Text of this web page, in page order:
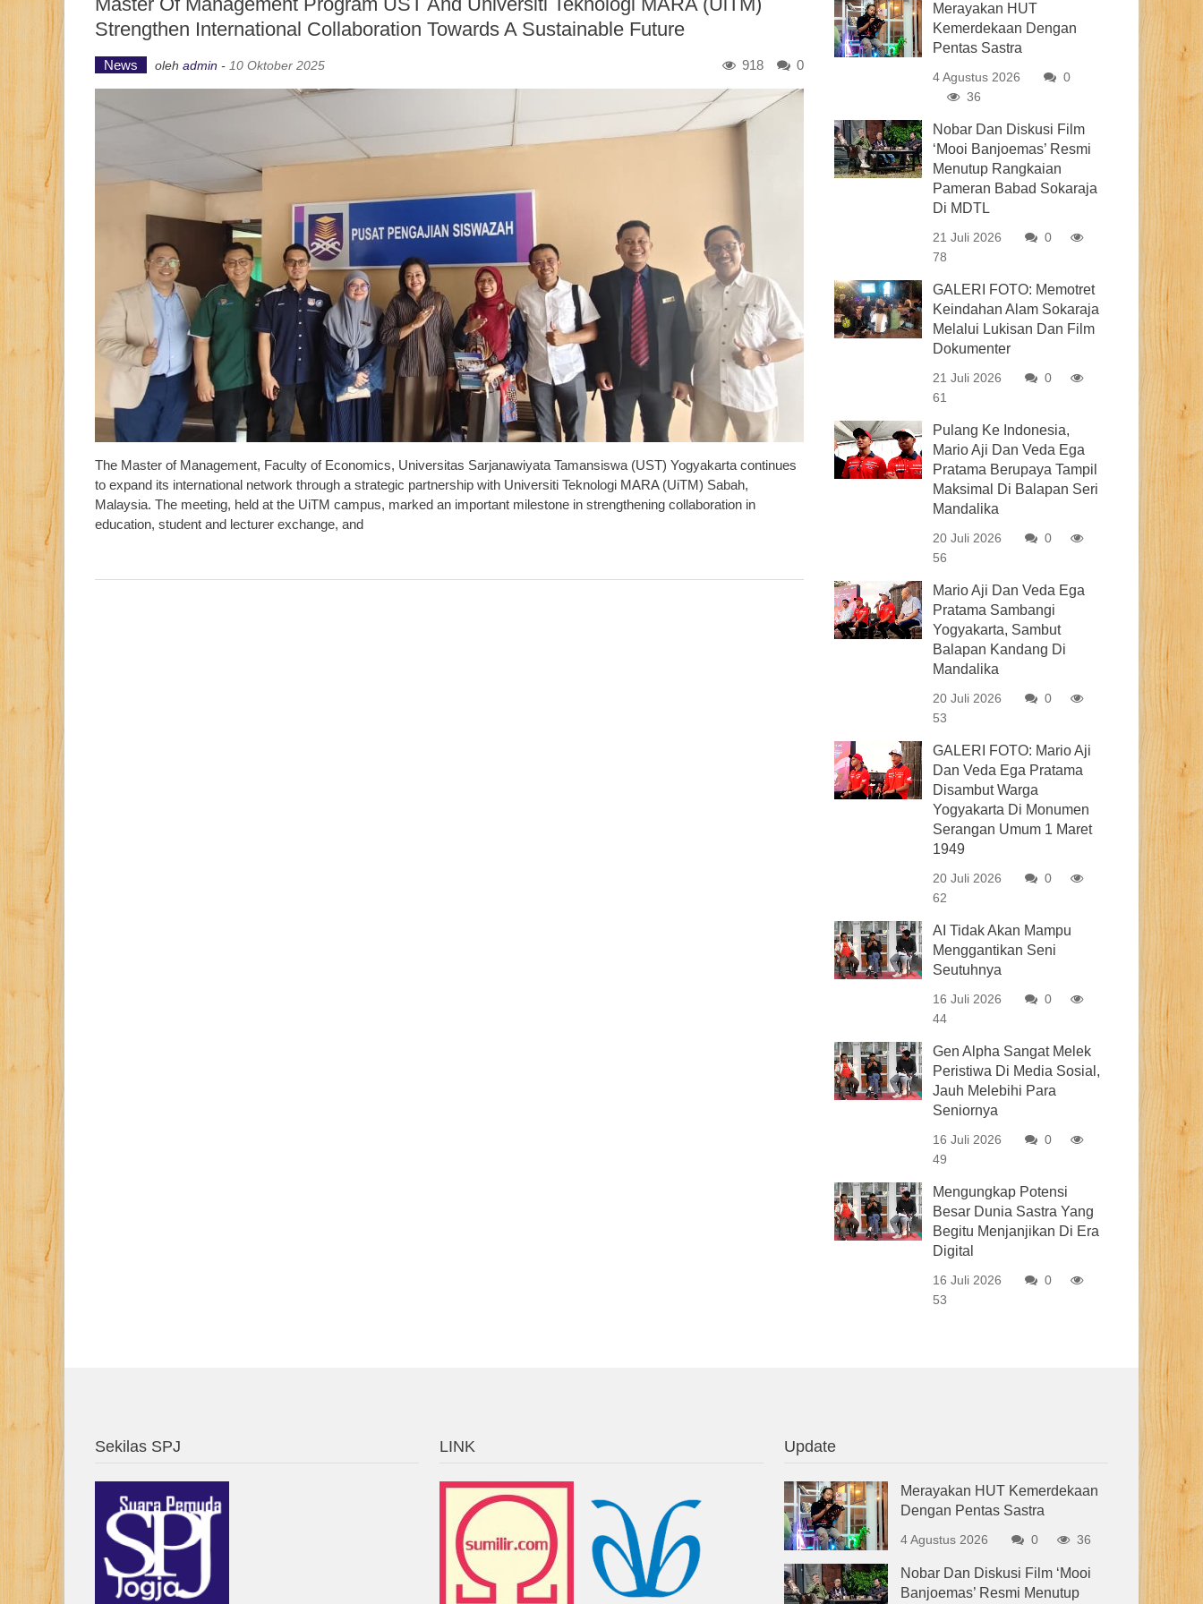
Strengthen International Collaboration Towards A Sustainable Future
News oleh admin - 10 Oktober 2025 0
918
The Master of Management, Faculty of Economics, Universitas Sarjanawiyata Tamansiswa (UST) Yogyakarta continues
to expand its international network through a strategic partnership with Universiti Teknologi MARA (UiTM) Sabah,
Malaysia. The meeting, held at the UiTM campus, marked an important milestone in strengthening collaboration in
education, student and lecturer exchange, and
Merayakan HUT
Kemerdekaan Dengan
Pentas Sastra
4 Agustus 2026
0
36
Nobar Dan Diskusi Film
‘Mooi Banjoemas’ Resmi
Menutup Rangkaian
Pameran Babad Sokaraja
Di MDTL
21 Juli 2026
0
78
GALERI FOTO: Memotret
Keindahan Alam Sokaraja
Melalui Lukisan Dan Film
Dokumenter
21 Juli 2026
0
61
Pulang Ke Indonesia,
Mario Aji Dan Veda Ega
Pratama Berupaya Tampil
Maksimal Di Balapan Seri
Mandalika
20 Juli 2026
0
56
Mario Aji Dan Veda Ega
Pratama Sambangi
Yogyakarta, Sambut
Balapan Kandang Di
Mandalika
20 Juli 2026
0
53
GALERI FOTO: Mario Aji
Dan Veda Ega Pratama
Disambut Warga
Yogyakarta Di Monumen
Serangan Umum 1 Maret
1949
20 Juli 2026
0
62
AI Tidak Akan Mampu
Menggantikan Seni
Seutuhnya
16 Juli 2026
0
44
Gen Alpha Sangat Melek
Peristiwa Di Media Sosial,
Jauh Melebihi Para
Seniornya
16 Juli 2026
0
49
Mengungkap Potensi
Besar Dunia Sastra Yang
Begitu Menjanjikan Di Era
Digital
16 Juli 2026
0
53
Sekilas SPJ LINK Update
Merayakan HUT Kemerdekaan
Dengan Pentas Sastra
4 Agustus 2026 0 36
Nobar Dan Diskusi Film ‘Mooi
Banjoemas’ Resmi Menutup